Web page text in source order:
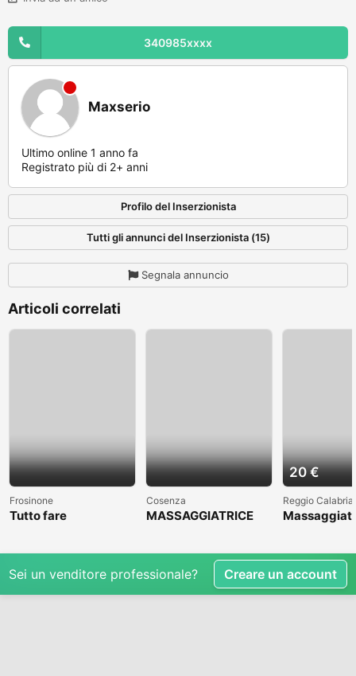
340985xxxx
Maxserio
Ultimo online 1 anno fa
Registrato più di 2+ anni
Profilo del Inserzionista
Tutti gli annunci del Inserzionista (15)
Segnala annuncio
Articoli correlati
Frosinone
Tutto fare
Cosenza
MASSAGGIATRICE
20 €
Reggio Calabria
Sei un venditore professionale? Creare un account